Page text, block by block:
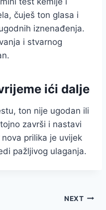
čuješ ton glasa i
iznenađenja.
i stvarnog
ići dalje
ton nije ugodan ili
završi i nastavi
nova prilika je uvijek
pažljivog ulaganja.
NEXT